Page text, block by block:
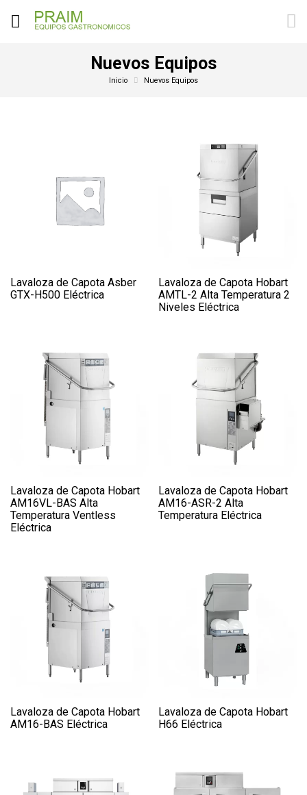
Nuevos Equipos
Inicio Nuevos Equipos
Lavaloza de Capota Asber
GTX-H500 Eléctrica
Lavaloza de Capota Hobart
AMTL-2 Alta Temperatura 2
Niveles Eléctrica
Lavaloza de Capota Hobart
AM16VL-BAS Alta
Temperatura Ventless
Eléctrica
Lavaloza de Capota Hobart
AM16-ASR-2 Alta
Temperatura Eléctrica
Lavaloza de Capota Hobart
AM16-BAS Eléctrica
Lavaloza de Capota Hobart
H66 Eléctrica